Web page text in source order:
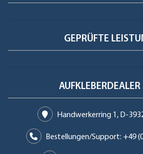
GEPRÜFTE
AUFKLEBERDEALER
Handwerkerring 1, D-
Bestellungen/Support: +49